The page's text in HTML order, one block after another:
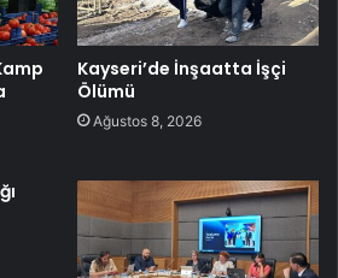
Kayseri’de İnşaatta İşçi
Ölümü
Ağustos 8, 2026